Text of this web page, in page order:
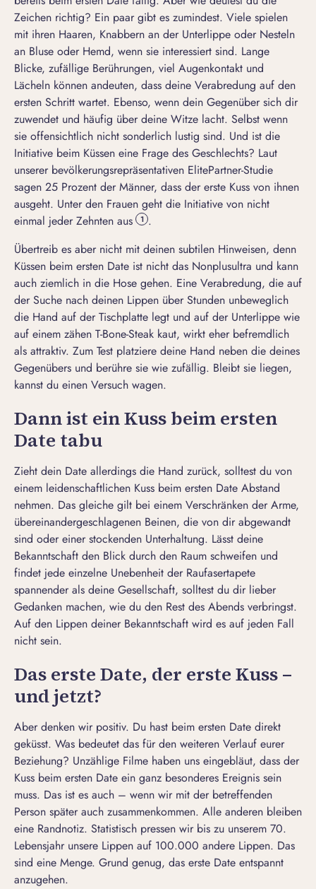
Zeichen richtig? Ein paar gibt es zumindest. Viele spielen
mit ihren Haaren, Knabbern an der Unterlippe oder Nesteln
an Bluse oder Hemd, wenn sie interessiert sind. Lange
Blicke, zufällige Berührungen, viel Augenkontakt und
Lächeln können andeuten, dass deine Verabredung auf den
ersten Schritt wartet. Ebenso, wenn dein Gegenüber sich dir
zuwendet und häufig über deine Witze lacht. Selbst wenn
sie offensichtlich nicht sonderlich lustig sind. Und ist die
Initiative beim Küssen eine Frage des Geschlechts? Laut
unserer bevölkerungsrepräsentativen ElitePartner-Studie
sagen 25 Prozent der Männer, dass der erste Kuss von ihnen
ausgeht. Unter den Frauen geht die Initiative von nicht
einmal jeder Zehnten aus
1 .
Übertreib es aber nicht mit deinen subtilen Hinweisen, denn
Küssen beim ersten Date ist nicht das Nonplusultra und kann
auch ziemlich in die Hose gehen. Eine Verabredung, die auf
der Suche nach deinen Lippen über Stunden unbeweglich
die Hand auf der Tischplatte legt und auf der Unterlippe wie
auf einem zähen T-Bone-Steak kaut, wirkt eher befremdlich
als attraktiv. Zum Test platziere deine Hand neben die deines
Gegenübers und berühre sie wie zufällig. Bleibt sie liegen,
kannst du einen Versuch wagen.
Dann ist ein Kuss beim ersten
Date tabu
Zieht dein Date allerdings die Hand zurück, solltest du von
einem leidenschaftlichen Kuss beim ersten Date Abstand
nehmen. Das gleiche gilt bei einem Verschränken der Arme,
übereinandergeschlagenen Beinen, die von dir abgewandt
sind oder einer stockenden Unterhaltung. Lässt deine
Bekanntschaft den Blick durch den Raum schweifen und
findet jede einzelne Unebenheit der Raufasertapete
spannender als deine Gesellschaft, solltest du dir lieber
Gedanken machen, wie du den Rest des Abends verbringst.
Auf den Lippen deiner Bekanntschaft wird es auf jeden Fall
nicht sein.
Das erste Date, der erste Kuss –
und jetzt?
Aber denken wir positiv. Du hast beim ersten Date direkt
geküsst. Was bedeutet das für den weiteren Verlauf eurer
Beziehung? Unzählige Filme haben uns eingebläut, dass der
Kuss beim ersten Date ein ganz besonderes Ereignis sein
muss. Das ist es auch – wenn wir mit der betreffenden
Person später auch zusammenkommen. Alle anderen bleiben
eine Randnotiz. Statistisch pressen wir bis zu unserem 70.
Lebensjahr unsere Lippen auf 100.000 andere Lippen. Das
sind eine Menge. Grund genug, das erste Date entspannt
anzugehen.